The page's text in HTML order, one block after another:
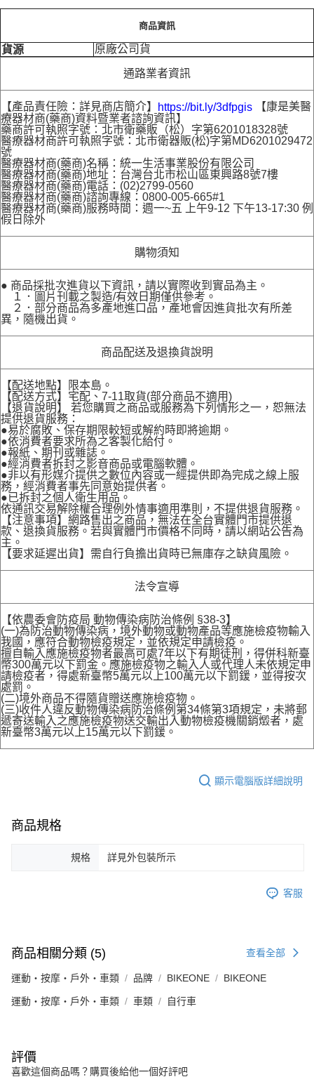
商品資訊
貨源 原廠公司貨
通路業者資訊
【產品責任險：詳見商店簡介】 https://bit.ly/3dfpgis 【康是美醫
療器材商(藥商)資料暨業者諮詢資訊】
藥商許可執照字號：北市衛藥販（松）字第6201018328號
醫療器材商許可執照字號：北市衛器販(松)字第MD6201029472
號
醫療器材商(藥商)名稱：統一生活事業股份有限公司
醫療器材商(藥商)地址：台灣台北市松山區東興路8號7樓
醫療器材商(藥商)電話：(02)2799-0560
醫療器材商(藥商)諮詢專線：0800-005-665#1
醫療器材商(藥商)服務時間：週一~五 上午9-12 下午13-17:30 例
假日除外
購物須知
● 商品採批次進貨以下資訊，請以實際收到實品為主。
１．圖片刊載之製造/有效日期僅供參考。
２．部分商品為多產地進口品，產地會因進貨批次有所差
異，隨機出貨。
商品配送及退換貨說明
【配送地點】限本島。
【配送方式】宅配、7-11取貨(部分商品不適用)
【退貨說明】 若您購買之商品或服務為下列情形之一，恕無法
提供退貨服務：
●易於腐敗、保存期限較短或解約時即將逾期。
●依消費者要求所為之客製化給付。
●報紙、期刊或雜誌。
●經消費者拆封之影音商品或電腦軟體。
●非以有形媒介提供之數位內容或一經提供即為完成之線上服
務，經消費者事先同意始提供者。
●已拆封之個人衛生用品。
依通訊交易解除權合理例外情事適用準則，不提供退貨服務。
【注意事項】網路售出之商品，無法在全台實體門市提供退
款、退換貨服務。若與實體門市價格不同時，請以網站公告為
主。
【要求延遲出貨】需自行負擔出貨時已無庫存之缺貨風險。
法令宣導
【依農委會防疫局 動物傳染病防治條例 §38-3】
(一)為防治動物傳染病，境外動物或動物產品等應施檢疫物輸入
我國，應符合動物檢疫規定，並依規定申請檢疫。
擅自輸入應施檢疫物者最高可處7年以下有期徒刑，得併科新臺
幣300萬元以下罰金。應施檢疫物之輸入人或代理人未依規定申
請檢疫者，得處新臺幣5萬元以上100萬元以下罰鍰，並得按次
處罰。
(二)境外商品不得隨貨贈送應施檢疫物。
(三)收件人違反動物傳染病防治條例第34條第3項規定，未將郵
遞寄送輸入之應施檢疫物送交輸出入動物檢疫機關銷燬者，處
新臺幣3萬元以上15萬元以下罰鍰。
顯示電腦版詳細說明
商品規格
規格 詳見外包裝所示
客服
商品相關分類 (5) 查看全部
運動・按摩・戶外・車類 品牌 BIKEONE BIKEONE
運動・按摩・戶外・車類 車類 自行車
評價
喜歡這個商品嗎？購買後給他一個好評吧